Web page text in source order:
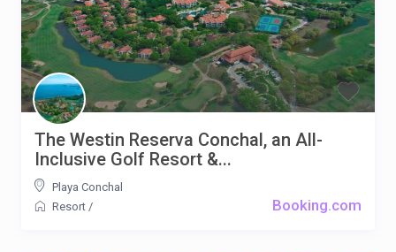
Booking.com
The Westin Reserva Conchal, an All-
Inclusive Golf Resort &...
Playa Conchal
Resort /